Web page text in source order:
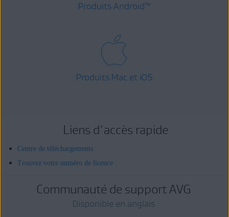
Produits Android™
Produits Mac et iOS
Liens d'accès rapide
Centre de téléchargements
Trouvez votre numéro de licence
Communauté de support AVG
Disponible en anglais